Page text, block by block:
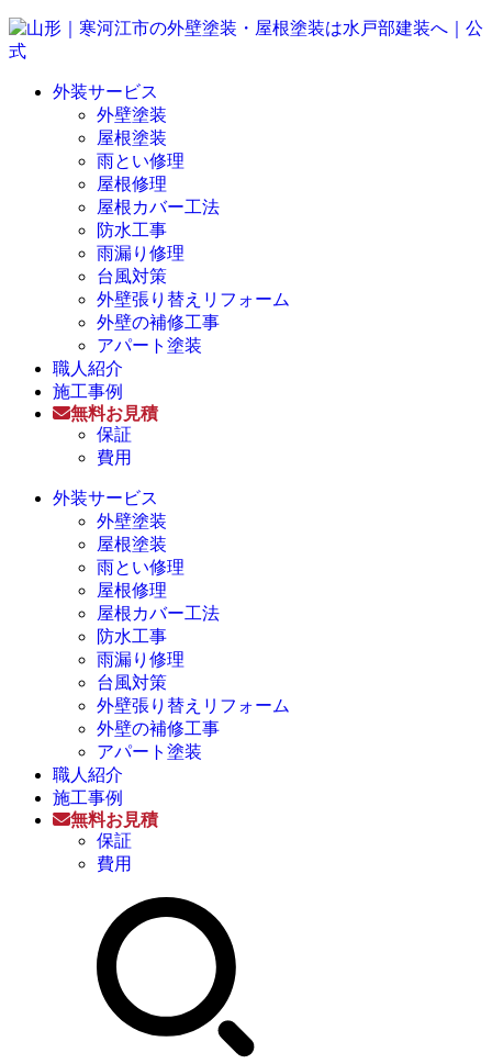
外装サービス
外壁塗装
屋根塗装
雨とい修理
屋根修理
屋根カバー工法
防水工事
雨漏り修理
台風対策
外壁張り替えリフォーム
外壁の補修工事
アパート塗装
職人紹介
施工事例
無料お見積
保証
費用
外装サービス
外壁塗装
屋根塗装
雨とい修理
屋根修理
屋根カバー工法
防水工事
雨漏り修理
台風対策
外壁張り替えリフォーム
外壁の補修工事
アパート塗装
職人紹介
施工事例
無料お見積
保証
費用